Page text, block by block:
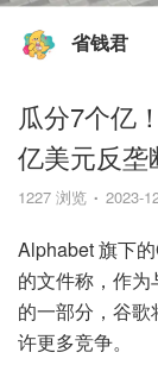
省钱君
瓜分7个亿
亿美元反垄
1227 浏览 2023-
Alphabet 旗下
的文件称，作
的一部分，谷
许更多竞争。